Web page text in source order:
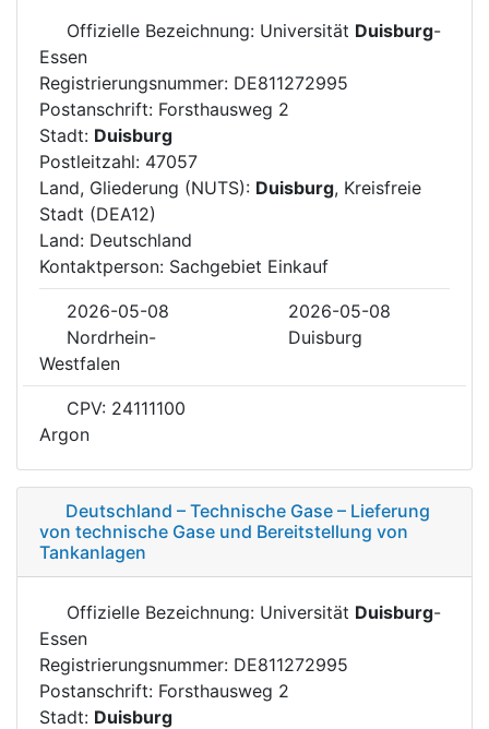
Offizielle Bezeichnung: Universität Duisburg-
Essen
Registrierungsnummer: DE811272995
Postanschrift: Forsthausweg 2
Stadt: Duisburg
Postleitzahl: 47057
Land, Gliederung (NUTS): Duisburg, Kreisfreie
Stadt (DEA12)
Land: Deutschland
Kontaktperson: Sachgebiet Einkauf
2026-05-08
2026-05-08
Nordrhein-
Westfalen
Duisburg
CPV: 24111100
Argon
Deutschland – Technische Gase – Lieferung
von technische Gase und Bereitstellung von
Tankanlagen
Offizielle Bezeichnung: Universität Duisburg-
Essen
Registrierungsnummer: DE811272995
Postanschrift: Forsthausweg 2
Stadt: Duisburg